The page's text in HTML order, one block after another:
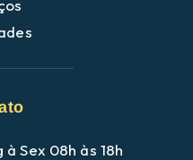
Sex 08h às 18h